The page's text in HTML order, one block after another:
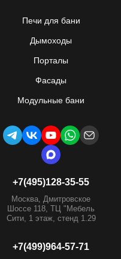
Печи для бани
Дымоходы
Порталы
Фасады
Модульные бани
+7(495)128-35-55
Москва, Дмитровское
Шоссе 118, ТЦ "Мебель
Сити, 1 этаж, стенд 1.29
+7(499)964-57-71